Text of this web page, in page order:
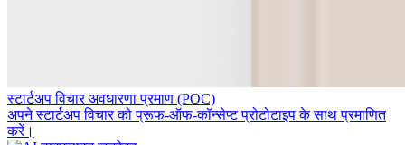
स्टार्टअप विचार अवधारणा प्रमाण (POC)
अपने स्टार्टअप विचार को प्रूफ-ऑफ-कॉन्सेप्ट प्रोटोटाइप के साथ प्रमाणित
करें।